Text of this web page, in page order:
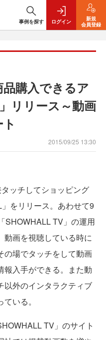
事例を探す ログイン
新規
会員登録
購入できるア
リリース～動画
2015/09/25 13:30
ッチしてショッピング
をリリース。あわせて9
SHOWHALL TV」の運用
動画を視聴している時に
の場でタッチをして動画
報入手ができる。また動
以外のインタラクティブ
いる。
TV」のサイト